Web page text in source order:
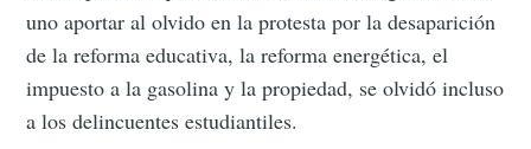
uno aportar al olvido en la protesta por la desaparición
de la reforma educativa, la reforma energética, el
impuesto a la gasolina y la propiedad, se olvidó incluso
a los delincuentes estudiantiles.